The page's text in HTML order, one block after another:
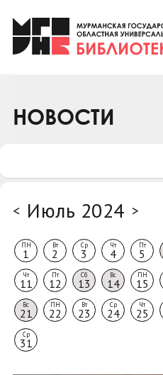
Клуб «Гиря и
Клуб «Семейный
Коллегам
НОВОСТИ
< Июль 2024 >
ПН
1
Вт
2
Ср
3
Чт
4
Пт
5
Чт
11
Пт
12
Сб
13
Вс
14
ПН
15
Вс
21
ПН
22
Вт
23
Ср
24
Чт
25
Ср
31